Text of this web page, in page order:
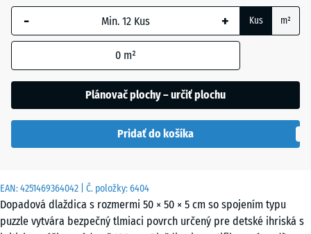
EAN:4251469364042 | Č. položky:6404
Dopadová dlaždica s rozmermi 50 × 50 × 5 cm so spojením typu
puzzle vytvára bezpečný tlmiaci povrch určený pre detské ihriská s
Trávovo
- + Kus m²
0 m²
Plánovač plochy – určiť plochu
Pridať do košíka